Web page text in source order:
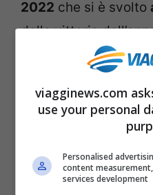
2022 che si è svolto
della vittoria
dei Maneskin,nel
più amato d’Europa,
nel Regno Unito. Da
Purtroppo, a causa
viagginews.com
use your personal
Personalised
content
services development